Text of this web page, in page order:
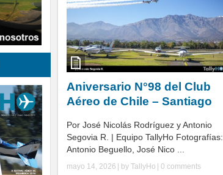
Aniversario N°98 del Club
Aéreo de Chile – Santiago
Por José Nicolás Rodríguez y Antonio
Segovia R. | Equipo TallyHo Fotografías:
Antonio Beguello, José Nico ...
mayo 14, 2026 | by TallyHo 0 comments